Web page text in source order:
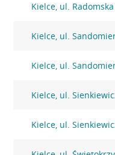
Kielce, ul.
Kielce, ul.
Kielce, ul.
Kielce, ul.
Kielce, ul.